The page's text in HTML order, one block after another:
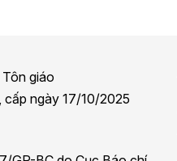
giáo
ngày 17/10/2025